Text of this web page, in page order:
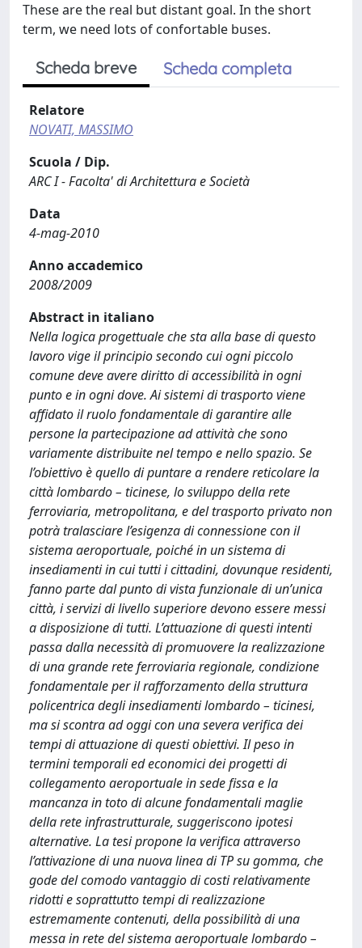
These are the real but distant goal. In the short
term, we need lots of confortable buses.
Scheda breve Scheda completa
Relatore
NOVATI, MASSIMO
Scuola / Dip.
ARC I - Facolta' di Architettura e Società
Data
4-mag-2010
Anno accademico
2008/2009
Abstract in italiano
Nella logica progettuale che sta alla base di questo
lavoro vige il principio secondo cui ogni piccolo
comune deve avere diritto di accessibilità in ogni
punto e in ogni dove. Ai sistemi di trasporto viene
affidato il ruolo fondamentale di garantire alle
persone la partecipazione ad attività che sono
variamente distribuite nel tempo e nello spazio. Se
l’obiettivo è quello di puntare a rendere reticolare la
città lombardo – ticinese, lo sviluppo della rete
ferroviaria, metropolitana, e del trasporto privato non
potrà tralasciare l’esigenza di connessione con il
sistema aeroportuale, poiché in un sistema di
insediamenti in cui tutti i cittadini, dovunque residenti,
fanno parte dal punto di vista funzionale di un’unica
città, i servizi di livello superiore devono essere messi
a disposizione di tutti. L’attuazione di questi intenti
passa dalla necessità di promuovere la realizzazione
di una grande rete ferroviaria regionale, condizione
fondamentale per il rafforzamento della struttura
policentrica degli insediamenti lombardo – ticinesi,
ma si scontra ad oggi con una severa verifica dei
tempi di attuazione di questi obiettivi. Il peso in
termini temporali ed economici dei progetti di
collegamento aeroportuale in sede fissa e la
mancanza in toto di alcune fondamentali maglie
della rete infrastrutturale, suggeriscono ipotesi
alternative. La tesi propone la verifica attraverso
l’attivazione di una nuova linea di TP su gomma, che
gode del comodo vantaggio di costi relativamente
ridotti e soprattutto tempi di realizzazione
estremamente contenuti, della possibilità di una
messa in rete del sistema aeroportuale lombardo –